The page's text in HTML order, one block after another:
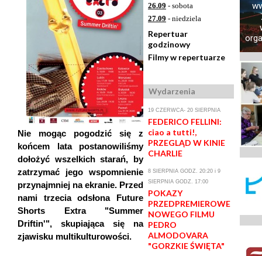
Nie mogąc pogodzić się z
końcem lata postanowiliśmy
dołożyć wszelkich starań, by
zatrzymać jego wspomnienie
przynajmniej na ekranie. Przed
nami trzecia odsłona Future
Shorts Extra "Summer
Driftin'", skupiająca się na
zjawisku multikulturowości.
26.09 - sobota
27.09 - niedziela
Repertuar
godzinowy
Filmy w repertuarze
Wydarzenia
19 CZERWCA- 20 SIERPNIA
FEDERICO FELLINI:
ciao a tutti!,
PRZEGLĄD W KINIE
CHARLIE
8 SIERPNIA GODZ. 20:20 i 9
SIERPNIA GODZ. 17:00
POKAZY
PRZEDPREMIEROWE
NOWEGO FILMU
PEDRO
ALMODOVARA
"GORZKIE ŚWIĘTA"